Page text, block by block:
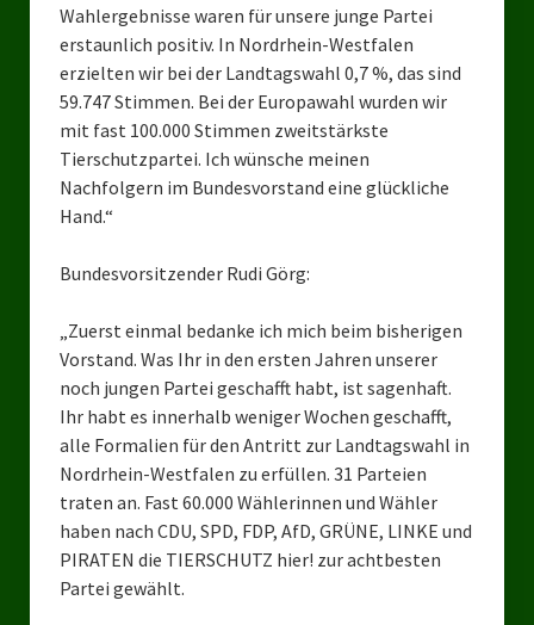
Kommunale Gremien
Ratsfraktion Tierschutz Aktiv Neuss Jetzt!
Ratsgruppe Freie Wähler Tierschutz PARTEI Düsseldorf
Ratsgruppe Tierschutz / DAL-WGD Duisburg
Ratsgruppe TIERSCHUTZ GUT Gelsenkirchen
Ratsgruppe DKP / TIERSCHUTZ Bottrop
Wahlen
Kommunalwahl Nordrhein-Westfalen 2025
Unsere Oberbürgermeister-Kandidaten
Europawahl 2024
Wahlergebnisse waren für unsere junge Partei
erstaunlich positiv. In Nordrhein-Westfalen
erzielten wir bei der Landtagswahl 0,7 %, das sind
59.747 Stimmen. Bei der Europawahl wurden wir
mit fast 100.000 Stimmen zweitstärkste
Tierschutzpartei. Ich wünsche meinen
Nachfolgern im Bundesvorstand eine glückliche
Hand.“
Bundesvorsitzender Rudi Görg:
„Zuerst einmal bedanke ich mich beim bisherigen
Vorstand. Was Ihr in den ersten Jahren unserer
noch jungen Partei geschafft habt, ist sagenhaft.
Ihr habt es innerhalb weniger Wochen geschafft,
alle Formalien für den Antritt zur Landtagswahl in
Nordrhein-Westfalen zu erfüllen. 31 Parteien
traten an. Fast 60.000 Wählerinnen und Wähler
haben nach CDU, SPD, FDP, AfD, GRÜNE, LINKE und
PIRATEN die TIERSCHUTZ hier! zur achtbesten
Partei gewählt.